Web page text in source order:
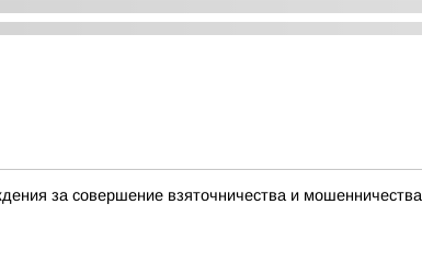
за совершение взяточничества и мошенничества